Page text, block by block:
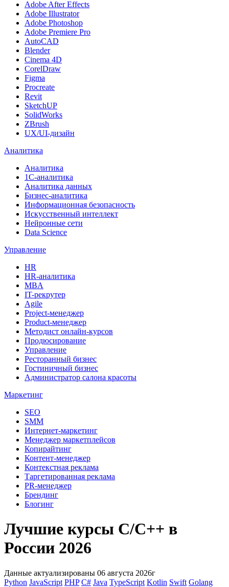
Adobe After Effects
Adobe Illustrator
Adobe Photoshop
Adobe Premiere Pro
AutoCAD
Blender
Cinema 4D
CorelDraw
Figma
Procreate
Revit
SketchUP
SolidWorks
ZBrush
UX/UI-дизайн
Аналитика
Аналитика
1С-аналитика
Аналитика данных
Бизнес-аналитика
Информационная безопасность
Искусственный интеллект
Нейронные сети
Data Science
Управление
HR
HR-аналитика
MBA
IT-рекрутер
Agile
Project-менеджер
Product-менеджер
Методист онлайн-курсов
Продюсирование
Управление
Ресторанный бизнес
Гостиничный бизнес
Администратор салона красоты
Маркетинг
SEO
SMM
Интернет-маркетинг
Менеджер маркетплейсов
Копирайтинг
Контент-менеджер
Контекстная реклама
Таргетированная реклама
PR-менеджер
Брендинг
Блогинг
Лучшие курсы С/C++ в
России 2026
Данные актуализированы 06 августа 2026г
Python JavaScript PHP C# Java TypeScript Kotlin Swift Golang